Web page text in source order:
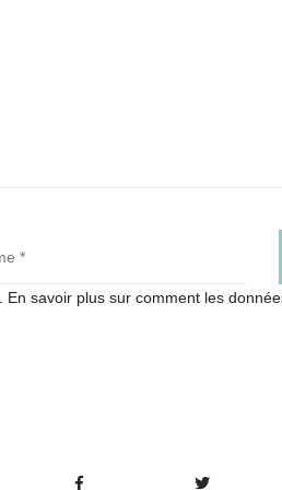
En savoir plus sur comment les